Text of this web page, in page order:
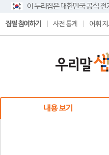
이 누리집은 대한민국 공식
집필 참여하기 사전 통계 어휘
내용 보기